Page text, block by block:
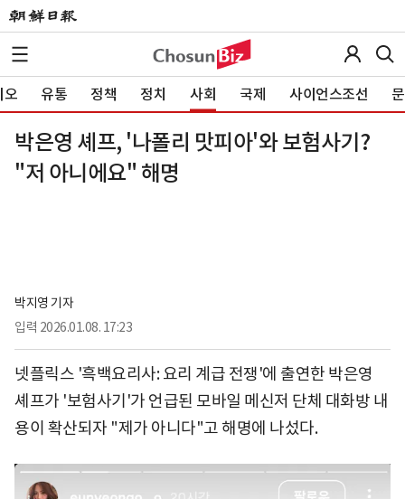
오 유통 정책 정치 사회 국제 사이언스조선
박은영 셰프, '나폴리 맛피아'와 보험사기?
"저 아니에요" 해명
박지영 기자
입력 2026.01.08. 17:23
넷플릭스 '흑백요리사: 요리 계급 전쟁'에 출연한 박은영
셰프가 '보험사기'가 언급된 모바일 메신저 단체 대화방 내
용이 확산되자 "제가 아니다"고 해명에 나섰다.